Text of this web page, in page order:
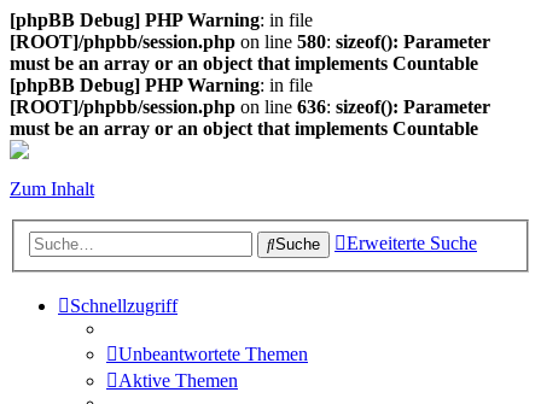
[phpBB Debug] PHP Warning: in file
[ROOT]/phpbb/session.php on line 580: sizeof(): Parameter
must be an array or an object that implements Countable
[phpBB Debug] PHP Warning: in file
[ROOT]/phpbb/session.php on line 636: sizeof(): Parameter
must be an array or an object that implements Countable
Zum Inhalt
Suche Erweiterte Suche
Schnellzugriff
Unbeantwortete Themen
Aktive Themen